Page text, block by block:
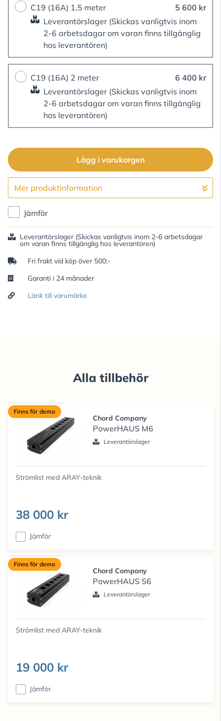
C19 (16A) 1,5 meter
5 600 kr
Leverantörslager (Skickas vanligtvis inom
2-6 arbetsdagar om varan finns tillgänglig
hos leverantören)
C19 (16A) 2 meter
6 400 kr
Leverantörslager (Skickas vanligtvis inom
2-6 arbetsdagar om varan finns tillgänglig
hos leverantören)
Lägg i varukorgen
Gå till kassan
Mer produktinformation
Jämför
Leverantörslager (Skickas vanligtvis inom 2-6 arbetsdagar
om varan finns tillgänglig hos leverantören)
Fri frakt vid köp över 500:-
Garanti i 24 månader
Länk till varumärke
Alla tillbehör
Chord Company
PowerHAUS M6
Leverantörslager
Strömlist med ARAY-teknik
Finns för demo
38 000 kr
Jämför
Chord Company
PowerHAUS S6
Leverantörslager
Strömlist med ARAY-teknik
Finns för demo
19 000 kr
Jämför